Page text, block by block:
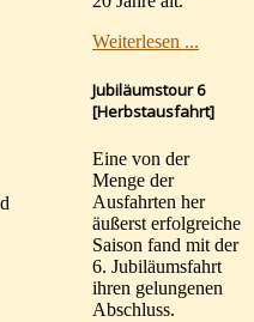
Weiterlesen ...
Jubiläumstour 6
[Herbstausfahrt]
Eine von der
Menge der
Ausfahrten her
äußerst erfolgreiche
Saison fand mit der
6. Jubiläumsfahrt
ihren gelungenen
Abschluss.